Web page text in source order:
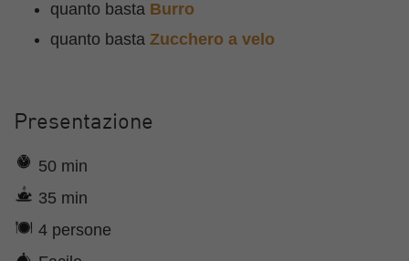
quanto basta Burro
quanto basta Zucchero a velo
Presentazione
50 min
35 min
4 persone